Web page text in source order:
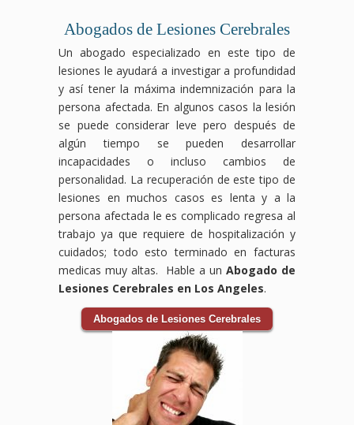
Abogados de Lesiones Cerebrales
Un abogado especializado en este tipo de
lesiones le ayudará a investigar a profundidad
y así tener la máxima indemnización para la
persona afectada. En algunos casos la lesión
se puede considerar leve pero después de
algún tiempo se pueden desarrollar
incapacidades o incluso cambios de
personalidad. La recuperación de este tipo de
lesiones en muchos casos es lenta y a la
persona afectada le es complicado regresa al
trabajo ya que requiere de hospitalización y
cuidados; todo esto terminado en facturas
medicas muy altas. Hable a un Abogado de
Lesiones Cerebrales en Los Angeles.
Abogados de Lesiones Cerebrales